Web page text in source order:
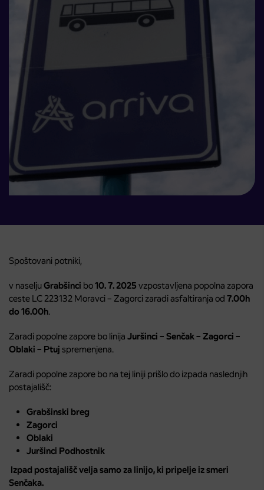
Spoštovani potniki,
v naselju Grabšinci bo10. 7. 2025 vzpostavljena popolna zapora
ceste LC 223132 Moravci – Zagorci zaradi asfaltiranja od 7.00h
do 16.00h.
Zaradi popolne zapore bo linija Juršinci – Senčak – Zagorci –
Oblaki – Ptuj spremenjena.
Zaradi popolne zapore bo na tej liniji prišlo do izpada naslednjih
postajališč:
Grabšinski breg
Zagorci
Oblaki
Juršinci Podhostnik
Izpad postajališč velja samo za linijo, ki pripelje iz smeri
Senčaka.